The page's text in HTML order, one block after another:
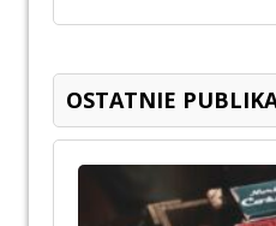
OSTATNIE